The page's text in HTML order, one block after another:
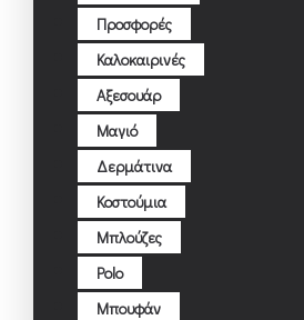
Προσφορές
Καλοκαιρινές
Αξεσουάρ
Μαγιό
Δερμάτινα
Κοστούμια
Μπλούζες
Polo
Μπουφάν